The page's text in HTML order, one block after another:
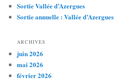
Sortie Vallée d’Azergues
Sortie annuelle : Vallée d’Azergues
ARCHIVES
juin 2026
mai 2026
février 2026